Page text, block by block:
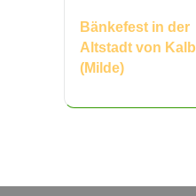
Bänkefest in der
Altstadt von
(Milde)